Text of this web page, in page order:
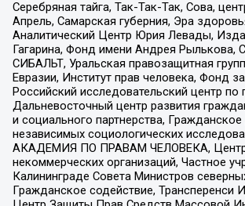
Серебряная тайга, Так-Так-Так, Сова,
Апрель, Самарская губерния, Эра
Аналитический Центр Юрия Левады,
Гагарина, Фонд имени Андрея Рылькова,
СИБАЛЬТ, Уральская правозащитная
Евразии, Институт прав человека, Фонд
Российский исследовательский центр по
Дальневосточный центр развития
и социального партнерства,
независимых социологических
АКАДЕМИЯ ПО ПРАВАМ ЧЕЛОВЕКА, Центр
некоммерческих организаций, Частное
Калининграде Совета Министров
Гражданское содействие, Трансперенси